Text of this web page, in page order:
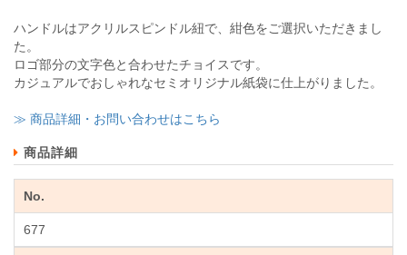
ハンドルはアクリルスピンドル紐で、紺色をご選択いただきまし
た。
ロゴ部分の文字色と合わせたチョイスです。
カジュアルでおしゃれなセミオリジナル紙袋に仕上がりました。
≫ 商品詳細・お問い合わせはこちら
商品詳細
No.
677